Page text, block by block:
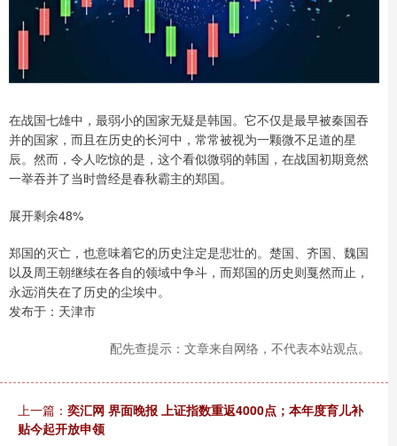
在战国七雄中，最弱小的国家无疑是韩国。它不仅是最早被秦国吞
并的国家，而且在历史的长河中，常常被视为一颗微不足道的星
辰。然而，令人吃惊的是，这个看似微弱的韩国，在战国初期竟然
一举吞并了当时曾经是春秋霸主的郑国。
展开剩余48%
郑国的灭亡，也意味着它的历史注定是悲壮的。楚国、齐国、魏国
以及周王朝继续在各自的领域中争斗，而郑国的历史则戛然而止，
永远消失在了历史的尘埃中。
发布于：天津市
配先查提示：文章来自网络，不代表本站观点。
上一篇： 奕汇网 界面晚报 上证指数重返4000点；本年度育儿补
贴今起开放申领